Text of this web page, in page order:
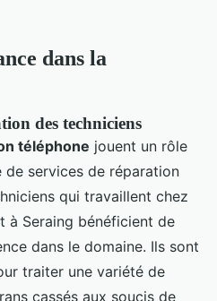
dans la
des techniciens
téléphone jouent un rôle
services de réparation
qui travaillent chez
à Seraing bénéficient de
dans le domaine. Ils sont
traiter une variété de
cassés aux soucis de